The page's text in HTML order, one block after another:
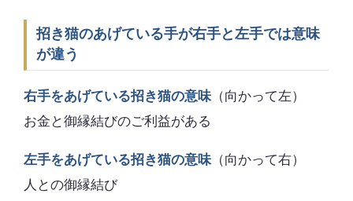
招き猫のあげている手が右手と左手では意味
が違う
右手をあげている招き猫の意味（向かって左）
お金と御縁結びのご利益がある
左手をあげている招き猫の意味（向かって右）
人との御縁結び